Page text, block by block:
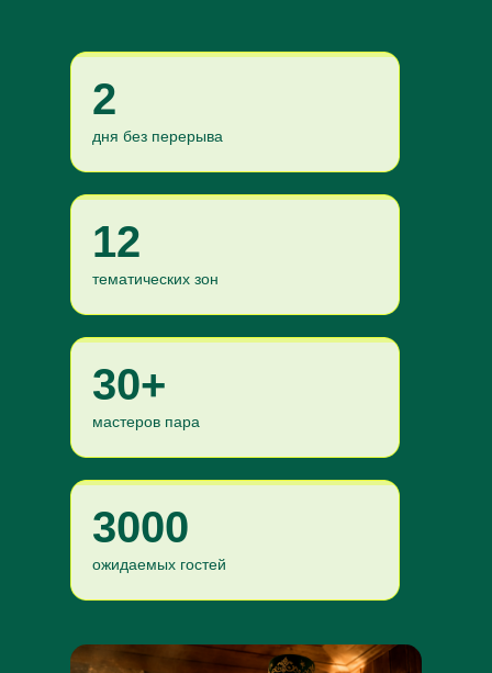
3000
ожидаемых гостей
30+
мастеров пара
12
тематических зон
2
дня без перерыва